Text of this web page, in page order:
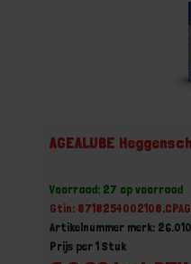
AGEALUBE
Voorraad: 27 op voorraad
Gtin:
Artikelnummer merk:
Prijs per 1 Stuk